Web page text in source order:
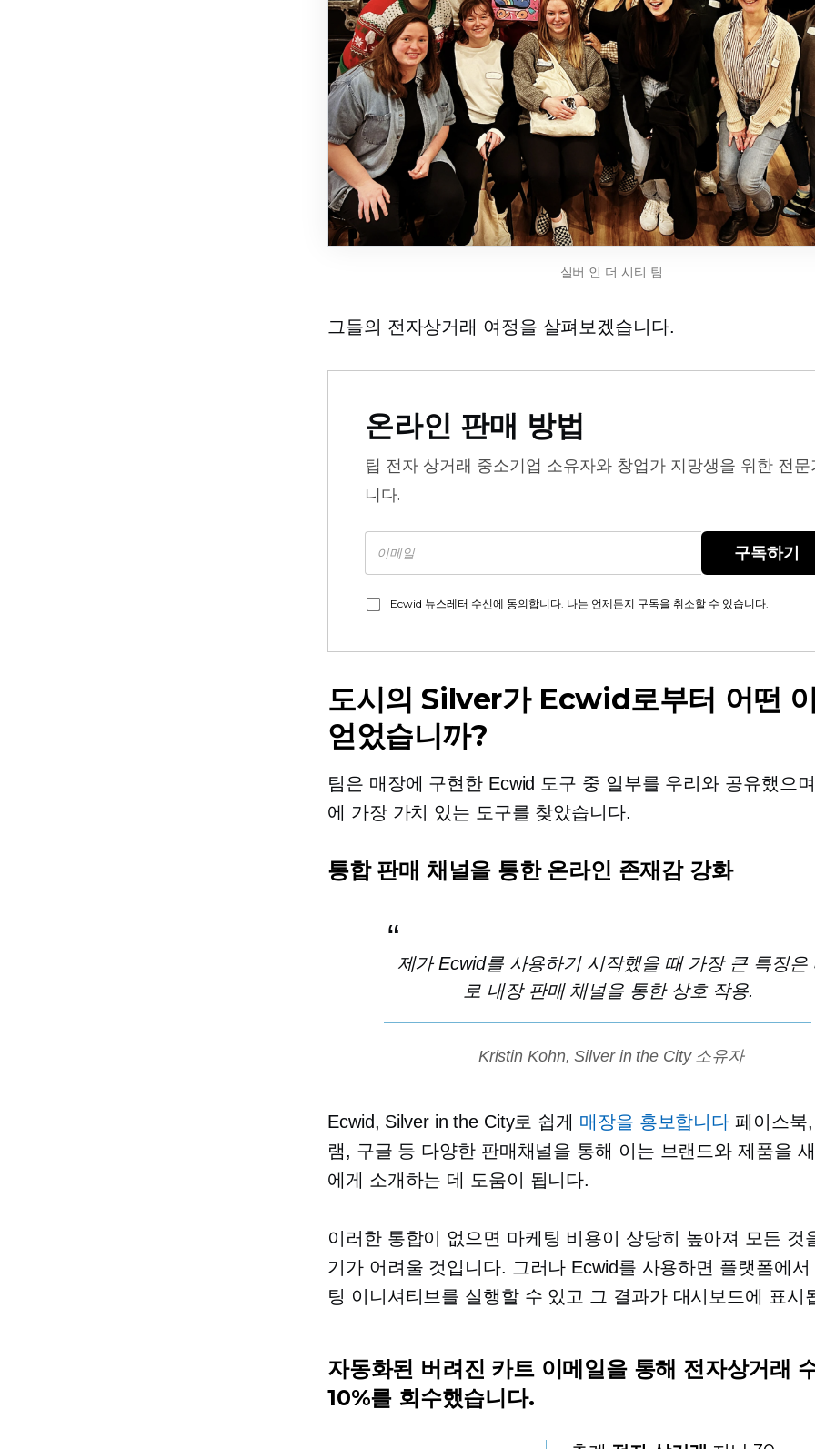
실버 인 더 시티 팀
그들의 전자상거래 여정을 살펴보겠습니다.
온라인 판매 방법
팁 전자 상거래 중소기업 소유자와 창업가 지망생을 위한 전문
니다.
구독하기
Ecwid 뉴스레터 수신에 동의합니다. 나는 언제든지 구독을 취소할 수 있습니다.
도시의 Silver가 Ecwid로부터 어떤
얻었습니까?
팀은 매장에 구현한 Ecwid 도구 중 일부를 우리와 공유했으
에 가장 가치 있는 도구를 찾았습니다.
통합 판매 채널을 통한 온라인 존재감 강화
제가 Ecwid를 사용하기 시작했을 때 가장 큰 특징은
로 내장판매 채널을 통한 상호 작용.
Kristin Kohn, Silver in the City 소유자
Ecwid, Silver in the City로 쉽게 매장을 홍보합니다 페이스북
램, 구글 등 다양한 판매채널을 통해 이는 브랜드와 제품을
에게 소개하는 데 도움이 됩니다.
이러한 통합이 없으면 마케팅 비용이 상당히 높아져 모든 것
기가 어려울 것입니다. 그러나 Ecwid를 사용하면 플랫폼에
팅 이니셔티브를 실행할 수 있고 그 결과가 대시보드에 표시
자동화된 버려진 카트 이메일을 통해 전자상거래
10%를 회수했습니다.